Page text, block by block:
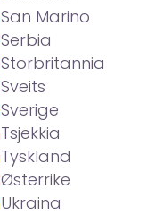
San Marino
Serbia
Storbritannia
Sveits
Sverige
Tsjekkia
Tyskland
Østerrike
Ukraina